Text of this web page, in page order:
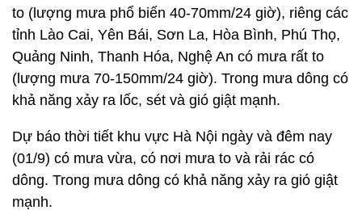
to (lượng mưa phổ biến 40-70mm/24 giờ), riêng các
tỉnh Lào Cai, Yên Bái, Sơn La, Hòa Bình, Phú Thọ,
Quảng Ninh, Thanh Hóa, Nghệ An có mưa rất to
(lượng mưa 70-150mm/24 giờ). Trong mưa dông có
khả năng xảy ra lốc, sét và gió giật mạnh.
Dự báo thời tiết khu vực Hà Nội ngày và đêm nay
(01/9) có mưa vừa, có nơi mưa to và rải rác có
dông. Trong mưa dông có khả năng xảy ra gió giật
mạnh.